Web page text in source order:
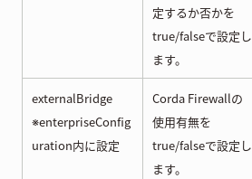
定するか否かを
true/falseで設定し
ます。
externalBridge
※enterpriseConfig
uration内に設定
Corda Firewallの
使用有無を
true/falseで設定し
ます。